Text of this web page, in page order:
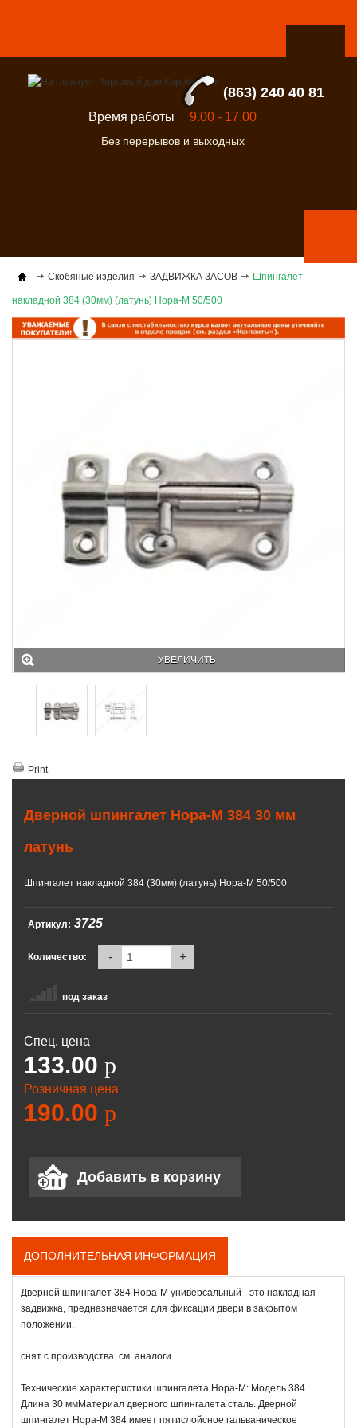
(863) 240 40 81
Время работы 9.00 - 17.00
Без перерывов и выходных
Скобяные изделия ЗАДВИЖКА ЗАСОВ Шпингалет
накладной 384 (30мм) (латунь) Нора-М 50/500
УВЕЛИЧИТЬ
Print
Дверной шпингалет Нора-М 384 30 мм
латунь
Шпингалет накладной 384 (30мм) (латунь) Нора-М 50/500
Артикул: 3725
Количество: - +
под заказ
Спец. цена
133.00 p
Розничная цена
190.00 p
ДОПОЛНИТЕЛЬНАЯ ИНФОРМАЦИЯ
Дверной шпингалет 384 Нора-М универсальный - это накладная
задвижка, предназначается для фиксации двери в закрытом
положении.
снят с производства. см. аналоги.
Технические характеристики шпингалета Нора-М: Модель 384.
Длина 30 ммМатериал дверного шпингалета сталь. Дверной
шпингалет Нора-М 384 имеет пятислойсное гальваническое